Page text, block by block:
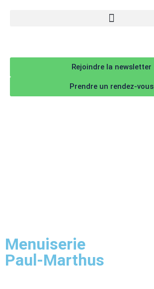
Rejoindre la newsletter
Prendre un rendez-vous
Menuiserie
Paul-Marthus